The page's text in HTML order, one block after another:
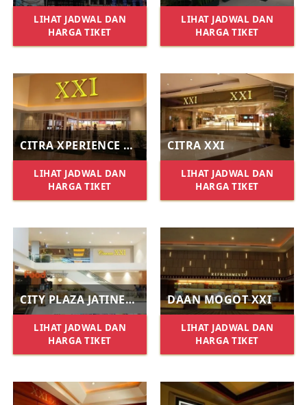
LIHAT JADWAL DAN
HARGA TIKET
LIHAT JADWAL DAN
HARGA TIKET
CITRA XPERIENCE XXI
LIHAT JADWAL DAN
HARGA TIKET
CITRA XXI
LIHAT JADWAL DAN
HARGA TIKET
CITY PLAZA JATINEGARA XXI
LIHAT JADWAL DAN
HARGA TIKET
DAAN MOGOT XXI
LIHAT JADWAL DAN
HARGA TIKET